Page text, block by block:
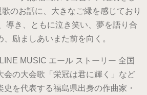
のお話に、大きなご縁を感じており
導き、ともに泣き笑い、夢を語り合
励ましあいまた前を向く。
MUSIC エール ストーリー 全国
会の大会歌「栄冠は君に輝く」など
史を代表する福島県出身の作曲家・